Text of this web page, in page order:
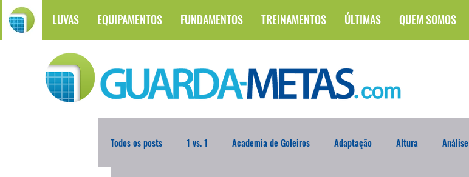
LUVAS EQUIPAMENTOS FUNDAMENTOS TREINAMENTOS ÚLTIMAS QUEM SOMOS
Todos os posts 1 vs. 1 Academia de Goleiros Adaptação Altura